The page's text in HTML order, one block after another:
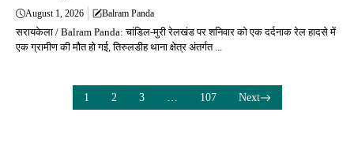
August 1, 2026 Balram Panda
सरायकेला / Balram Panda: चांडिल-मुरी रेलखंड पर शनिवार को एक दर्दनाक रेल हादसे में
एक ग्रामीण की मौत हो गई, तिरुलडीह थाना क्षेत्र अंतर्गत ...
1 2 3 … 107 Next